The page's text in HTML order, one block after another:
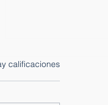
calificaciones